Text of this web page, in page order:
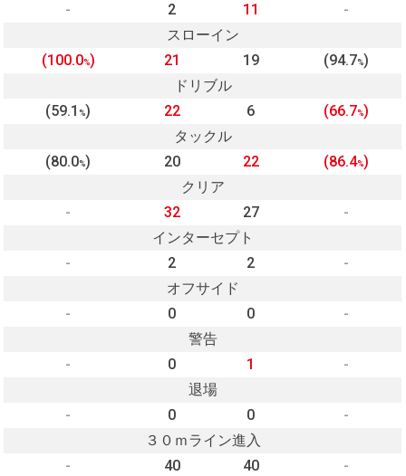
- 2 11
-
スローイン
(100.0%) 21 19 (94.7%)
ドリブル
(59.1%) 22 6 (66.7%)
タックル
(80.0%) 20 22 (86.4%)
クリア
-
32 27
-
インターセプト
-
2 2
-
オフサイド
-
0 0
-
警告
-
0 1
-
退場
-
0 0
-
３０ｍライン進入
-
40 40
-